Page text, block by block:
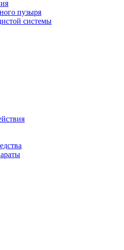
пузыря
системы